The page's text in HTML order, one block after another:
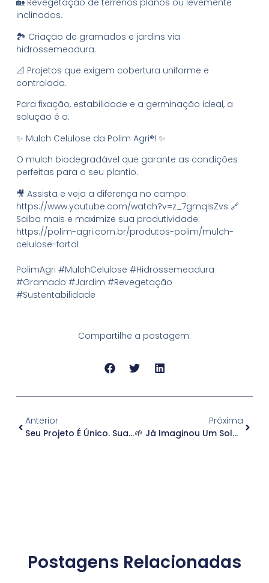
🏡 Revegetação de terrenos planos ou levemente
inclinados.
🏞 Criação de gramados e jardins via
hidrossemeadura.
📐 Projetos que exigem cobertura uniforme e
controlada.
Para fixação, estabilidade e a germinação ideal, a
solução é o:
✨ Mulch Celulose da Polim Agri®! ✨
O mulch biodegradável que garante as condições
perfeitas para o seu plantio.
🎥 Assista e veja a diferença no campo:
https://www.youtube.com/watch?v=z_7gmqIsZvs 🔗
Saiba mais e maximize sua produtividade:
https://polim-agri.com.br/produtos-polim/mulch-
celulose-fortal
PolimAgri #MulchCelulose #Hidrossemeadura
#Gramado #Jardim #Revegetação
#Sustentabilidade
Compartilhe a postagem:
Anterior
Seu Projeto É Único. Sua Semente Também Deveria Ser!
Próxima
🌱 Já Imaginou Um Solo Que Age Como Uma Esponja Inteligente?
Postagens Relacionadas